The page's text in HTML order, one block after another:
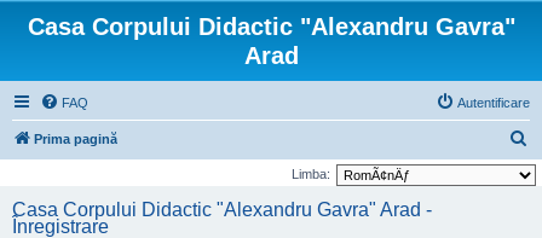
Casa Corpului Didactic "Alexandru Gavra"
Arad
FAQ Autentificare
Prima pagină
ă
Limba:
Casa Corpului Didactic "Alexandru Gavra" Arad -
Înregistrare